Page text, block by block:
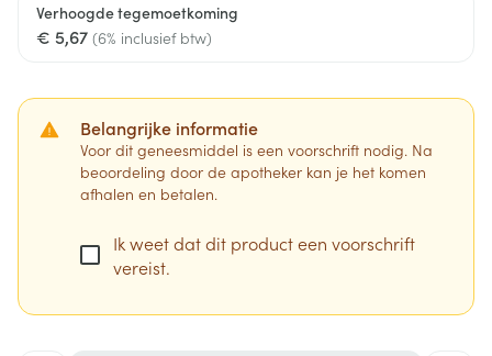
Verhoogde tegemoetkoming
€ 5,67 (6% inclusief btw)
Belangrijke informatie
Voor dit geneesmiddel is een voorschrift nodig. Na
beoordeling door de apotheker kan je het komen
afhalen en betalen.
Ik weet dat dit product een voorschrift
vereist.